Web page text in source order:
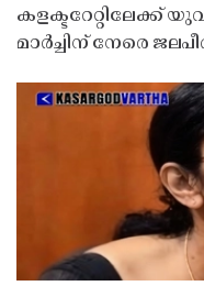
കളക്ടറേറ്റിലേക്ക്
മാർച്ചിന് നേരെ